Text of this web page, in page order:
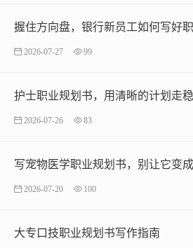
握住方向盘，银行新员工如何写好
2026-07-27 99
护士职业规划书，用清晰的计划走
2026-07-26 83
写宠物医学职业规划书，别让它变
2026-07-20 100
大专口技职业规划书写作指南